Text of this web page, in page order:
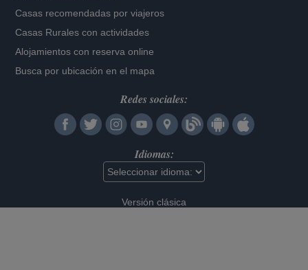
Casas recomendadas por viajeros
Casas Rurales con actividades
Alojamientos con reserva online
Busca por ubicación en el mapa
Redes sociales:
Idiomas:
Versión clásica